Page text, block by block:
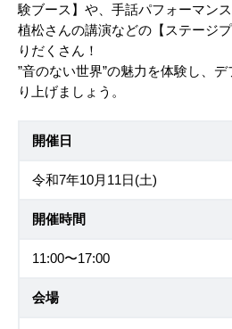
験ブース】や、手話パフォーマン
植松さんの講演などの【ステージ
りだくさん！
”音のない世界”の魅力を体験し、
り上げましょう。
開催日
令和7年10月11日(土)
開催時間
11:00〜17:00
会場